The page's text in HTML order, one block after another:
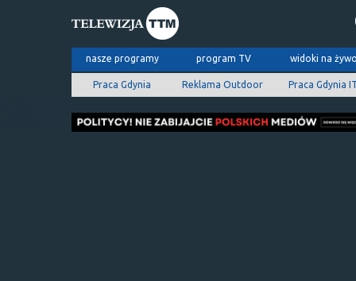
nasze programy program TV widoki na
Praca Gdynia Reklama Outdoor Praca Gdynia